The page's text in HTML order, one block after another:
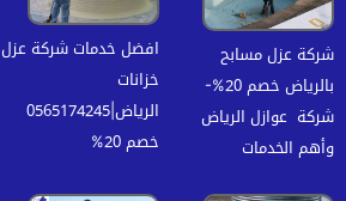
شركة عزل مسابح
بالرياض خصم 20%-
شركة عوازل الرياض
وأهم الخدمات
افضل خدمات شركة عزل
خزانات
الرياض|0565174245
خصم 20%